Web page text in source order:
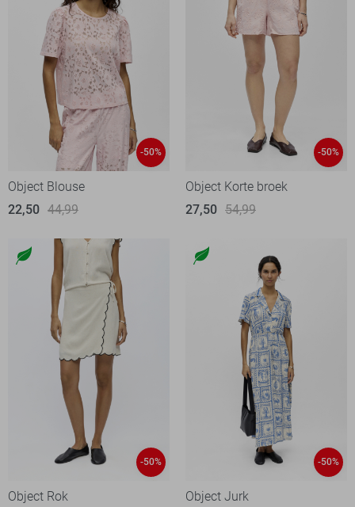
-50%
Object Blouse
22,50 44,99
-50%
Object Korte broek
27,50 54,99
-50%
Object Rok
-50%
Object Jurk